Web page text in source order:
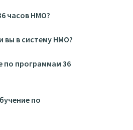
часов НМО?
вы в систему НМО?
по программам 36
по